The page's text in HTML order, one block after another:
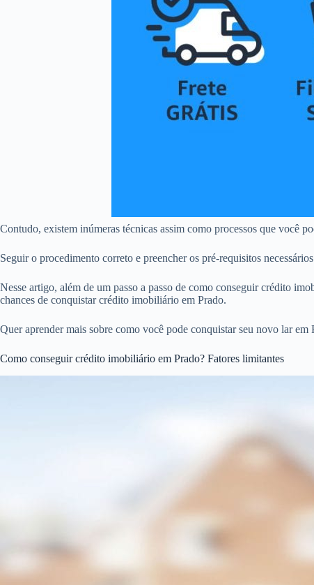
Contudo, existem inúmeras técnicas assim como processos que você
Seguir o procedimento correto e preencher os pré-requisitos
Nesse artigo, além de um passo a passo de como conseguir crédito
chances de conquistar crédito imobiliário em Prado.
Quer aprender mais sobre como você pode conquistar seu novo lar
Como conseguir crédito imobiliário em Prado? Fatores limitantes